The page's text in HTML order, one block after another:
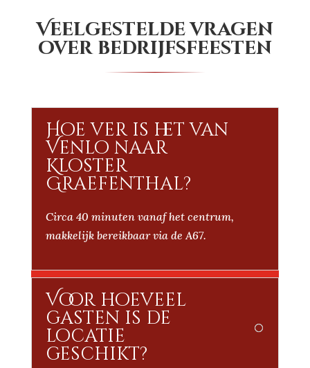
Veelgestelde vragen
over bedrijfsfeesten
Hoe ver is het van
Venlo naar
Kloster
Graefenthal?
Circa 40 minuten vanaf het centrum,
makkelijk bereikbaar via de A67.
Voor hoeveel
gasten is de
locatie
geschikt?